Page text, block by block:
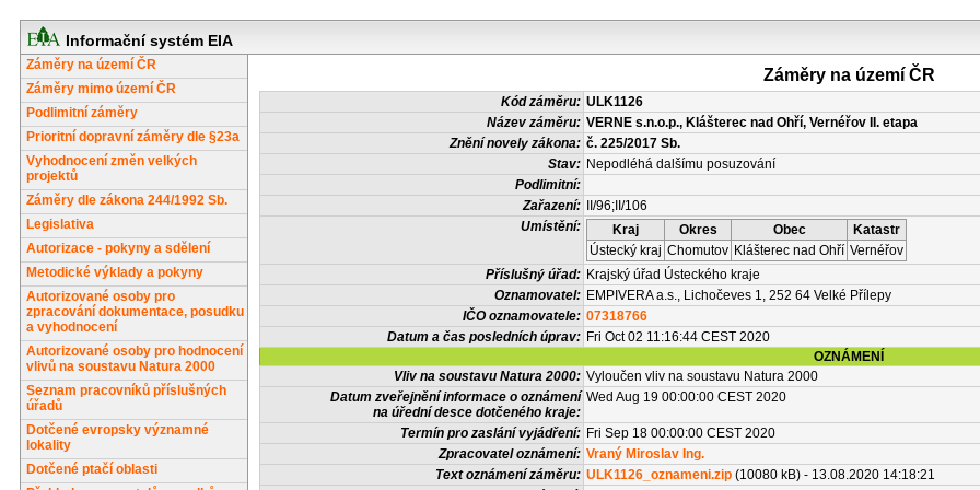
Informační systém EIA
Záměry na území ČR
Záměry mimo území ČR
Podlimitní záměry
Prioritní dopravní záměry dle §23a
Vyhodnocení změn velkých
projektů
Záměry dle zákona 244/1992 Sb.
Legislativa
Autorizace - pokyny a sdělení
Metodické výklady a pokyny
Autorizované osoby pro
zpracování dokumentace, posudku
a vyhodnocení
Autorizované osoby pro hodnocení
vlivů na soustavu Natura 2000
Seznam pracovníků příslušných
úřadů
Dotčené evropsky významné
lokality
Dotčené ptačí oblasti
Záměry na území ČR
Kód záměru: ULK1126
Název záměru: VERNE s.n.o.p., Klášterec nad Ohří, Vernéřov II. etapa
Znění novely zákona: č. 225/2017 Sb.
Stav: Nepodléhá dalšímu posuzování
Podlimitní:
Zařazení:
II/96;II/106
Umístění:
Kraj Okres Obec
Katastr
Ústecký kraj Chomutov Klášterec nad Ohří Vernéřov
Příslušný úřad: Krajský úřad Ústeckého kraje
Oznamovatel: EMPIVERA a.s., Lichočeves 1, 252 64 Velké Přílepy
IČO oznamovatele: 07318766
Datum a čas posledních úprav: Fri Oct 02 11:16:44 CEST 2020
OZNÁMENÍ
Vliv na soustavu Natura 2000: Vyloučen vliv na soustavu Natura 2000
Datum zveřejnění informace o oznámení
na úřední desce dotčeného kraje:
Wed Aug 19 00:00:00 CEST 2020
Termín pro zaslání vyjádření: Fri Sep 18 00:00:00 CEST 2020
Zpracovatel oznámení: Vraný Miroslav Ing.
Text oznámení záměru: ULK1126_oznameni.zip (10080 kB) - 13.08.2020 14:18:21